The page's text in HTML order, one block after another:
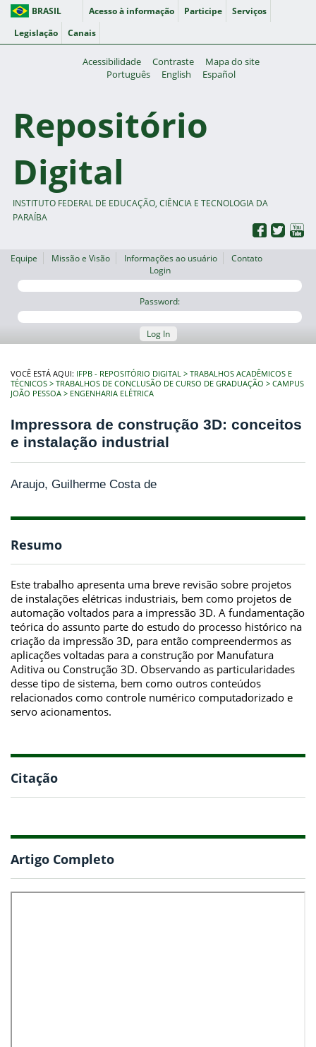
BRASIL Acesso à informação Participe
Serviços
Legislação
Canais
Acessibilidade Contraste
Mapa do site
Português
English Español
Repositório
Digital
INSTITUTO FEDERAL DE EDUCAÇÃO, CIÊNCIA E TECNOLOGIA DA
PARAÍBA
Equipe Missão e Visão Informações ao usuário
Contato
Login
Password:
Log In
VOCÊ ESTÁ AQUI: IFPB - REPOSITÓRIO DIGITAL
TRABALHOS ACADÊMICOS E
TÉCNICOS
TRABALHOS DE CONCLUSÃO DE CURSO DE GRADUAÇÃO
CAMPUS
JOÃO PESSOA
ENGENHARIA ELÉTRICA
Impressora de construção 3D: conceitos
e instalação industrial
Araujo, Guilherme Costa de
Resumo
Este trabalho apresenta uma breve revisão sobre projetos
de instalações elétricas industriais, bem como projetos de
automação voltados para a impressão 3D. A fundamentação
teórica do assunto parte do estudo do processo histórico na
criação da impressão 3D, para então compreendermos as
aplicações voltadas para a construção por Manufatura
Aditiva ou Construção 3D. Observando as particularidades
desse tipo de sistema, bem como outros conteúdos
relacionados como controle numérico computadorizado e
servo acionamentos.
Citação
Artigo Completo